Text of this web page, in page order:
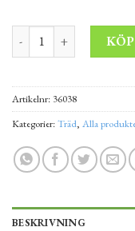
Skogslind 'Greenspire'
KÖP
Artikelnr: 36038
Kategorier:Träd, Alla
BESKRIVNING